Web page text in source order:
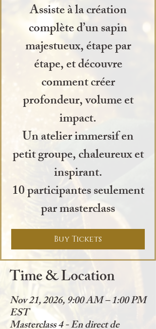
Assiste à la création
complète d’un sapin
majestueux, étape par
étape, et découvre
comment créer
profondeur, volume et
impact.
Un atelier immersif en
petit groupe, chaleureux et
inspirant.
10 participantes seulement
par masterclass
Buy Tickets
Time & Location
Nov 21, 2026, 9:00 AM – 1:00 PM
EST